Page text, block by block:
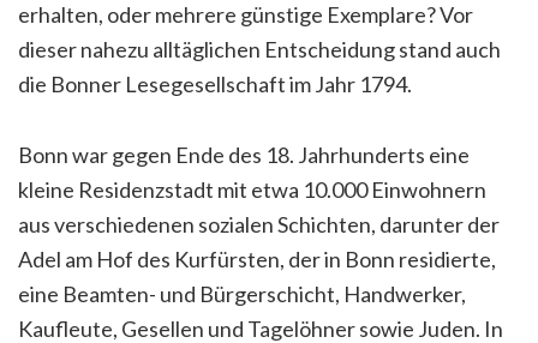
erhalten, oder mehrere günstige Exemplare? Vor
dieser nahezu alltäglichen Entscheidung stand auch
die Bonner Lesegesellschaft im Jahr 1794.
Bonn war gegen Ende des 18. Jahrhunderts eine
kleine Residenzstadt mit etwa 10.000 Einwohnern
aus verschiedenen sozialen Schichten, darunter der
Adel am Hof des Kurfürsten, der in Bonn residierte,
eine Beamten- und Bürgerschicht, Handwerker,
Kaufleute, Gesellen und Tagelöhner sowie Juden. In